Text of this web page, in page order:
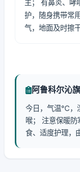
主； 有鼻炎、哮
护，随身携带常
气，地面及时擦
阿鲁科尔沁
今日，气温℃，
喉； 注意保暖
食、适度护理，